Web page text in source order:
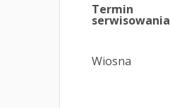
Termin
serwisowania
Wiosna